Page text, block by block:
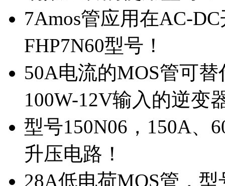
7Amos管应用在AC-
FHP7N60型号！
50A电流的MOS管可
100W-12V输入的逆变
型号150N06，150A、
升压电路！
28A低电荷MOS管，